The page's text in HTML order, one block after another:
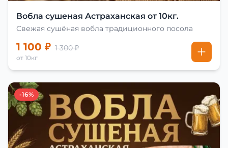
Вобла сушеная Астраханская от 10кг.
Свежая сушёная вобла традиционного посола
1 100 ₽ 1 300 ₽
от 10кг
-16%